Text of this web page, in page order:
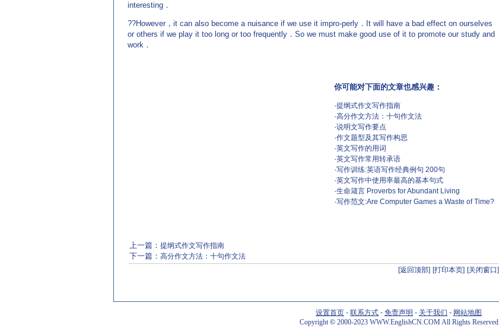
interesting．
??However，it can also become a nuisance if we use it impro-perly．It will have a bad effect on ourselves
or others if we play it too long or too frequently．So we must make good use of it to promote our study and
work．
你可能对下面的文章也感兴趣：
·提纲式作文写作指南
·高分作文方法：十句作文法
·说明文写作要点
·作文题型及其写作构思
·英文写作的用词
·英文写作常用转承语
·写作训练:英语写作经典例句 200句
·英文写作中使用率最高的基本句式
·生命箴言 Proverbs for Abundant Living
·写作范文:Are Computer Games a Waste of Time?
上一篇： 提纲式作文写作指南
下一篇： 高分作文方法：十句作文法
[返回顶部] [打印本页] [关闭窗口]
设置首页 - 联系方式 - 免责声明 - 关于我们 - 网站地图
Copyright©2000-2023 WWW.EnglishCN.COM All Rights Reserved